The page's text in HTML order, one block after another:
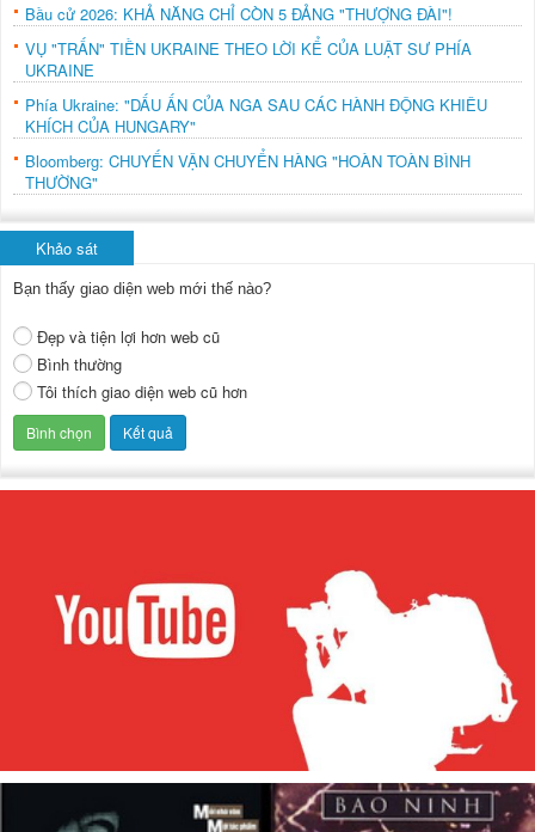
Bầu cử 2026: KHẢ NĂNG CHỈ CÒN 5 ĐẢNG "THƯỢNG ĐÀI"!
VỤ "TRẤN" TIỀN UKRAINE THEO LỜI KỂ CỦA LUẬT SƯ PHÍA
UKRAINE
Phía Ukraine: "DẤU ẤN CỦA NGA SAU CÁC HÀNH ĐỘNG KHIÊU
KHÍCH CỦA HUNGARY"
Bloomberg: CHUYẾN VẬN CHUYỂN HÀNG "HOÀN TOÀN BÌNH
THƯỜNG"
Khảo sát
Bạn thấy giao diện web mới thế nào?
Đẹp và tiện lợi hơn web cũ
Bình thường
Tôi thích giao diện web cũ hơn